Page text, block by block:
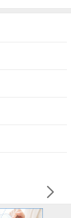
アフリカの為に
もF-35ｂを売
ナリストも、
かっているの
ラジオは、セ
と言っていた。